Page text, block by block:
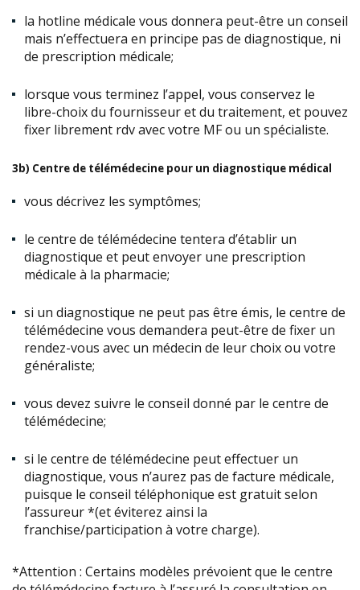
la hotline médicale vous donnera peut-être un conseil
mais n’effectuera en principe pas de diagnostique, ni
de prescription médicale;
lorsque vous terminez l’appel, vous conservez le
libre-choix du fournisseur et du traitement, et pouvez
fixer librement rdv avec votre MF ou un spécialiste.
3b) Centre de télémédecine pour un diagnostique médical
vous décrivez les symptômes;
le centre de télémédecine tentera d’établir un
diagnostique et peut envoyer une prescription
médicale à la pharmacie;
si un diagnostique ne peut pas être émis, le centre de
télémédecine vous demandera peut-être de fixer un
rendez-vous avec un médecin de leur choix ou votre
généraliste;
vous devez suivre le conseil donné par le centre de
télémédecine;
si le centre de télémédecine peut effectuer un
diagnostique, vous n’aurez pas de facture médicale,
puisque le conseil téléphonique est gratuit selon
l’assureur *(et éviterez ainsi la
franchise/participation à votre charge).
*Attention : Certains modèles prévoient que le centre